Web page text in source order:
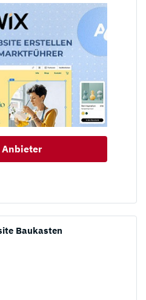
Anbieter
Baukasten